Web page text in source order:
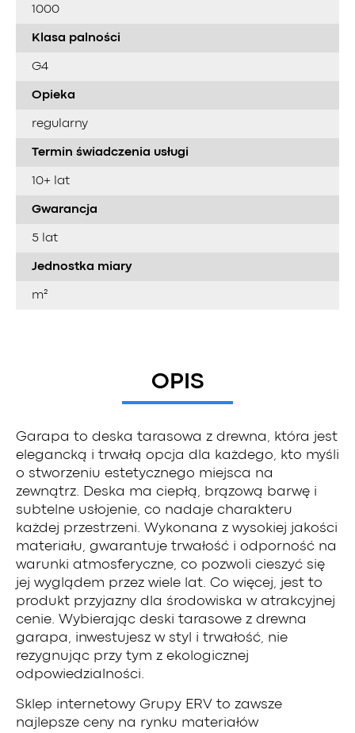
1000
Klasa palności
G4
Opieka
regularny
Termin świadczenia usługi
10+ lat
Gwarancja
5 lat
Jednostka miary
m²
OPIS
Garapa to deska tarasowa z drewna, która jest
elegancką i trwałą opcja dla każdego, kto myśli
o stworzeniu estetycznego miejsca na
zewnątrz. Deska ma ciepłą, brązową barwę i
subtelne usłojenie, co nadaje charakteru
każdej przestrzeni. Wykonana z wysokiej jakości
materiału, gwarantuje trwałość i odporność na
warunki atmosferyczne, co pozwoli cieszyć się
jej wyglądem przez wiele lat. Co więcej, jest to
produkt przyjazny dla środowiska w atrakcyjnej
cenie. Wybierając deski tarasowe z drewna
garapa, inwestujesz w styl i trwałość, nie
rezygnując przy tym z ekologicznej
odpowiedzialności.
Sklep internetowy Grupy ERV to zawsze
najlepsze ceny na rynku materiałów